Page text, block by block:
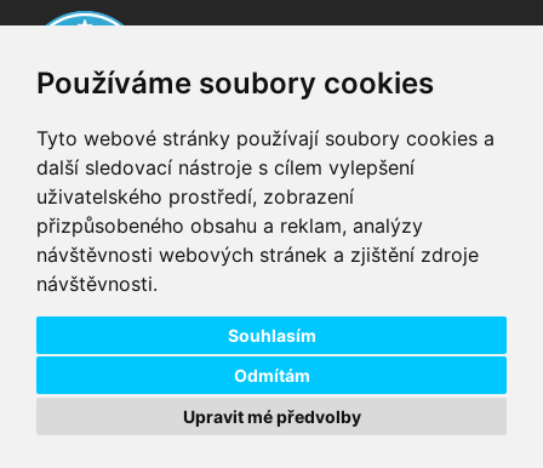
Používáme soubory cookies
Tyto webové stránky používají soubory cookies a
další sledovací nástroje s cílem vylepšení
uživatelského prostředí, zobrazení
přizpůsobeného obsahu a reklam, analýzy
návštěvnosti webových stránek a zjištění zdroje
návštěvnosti.
Souhlasím
Odmítám
Upravit mé předvolby
VIP servis
na zakoupená
elektrokola
Testovací trať
možnost vyzkoušet si
elektrokola
Doprava ZDARMA
pro objednávky nad 1600 zboží skladem při
Copyright © 2026 DD PNEU s.r.o. Všechna práva vyhrazena. bb9